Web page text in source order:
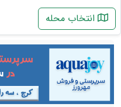
انتخاب محله